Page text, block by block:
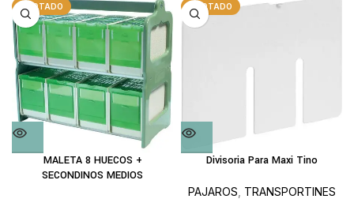
AGOTADO
MALETA 8 HUECOS +
SECONDINOS MEDIOS
AGOTADO
Divisoria Para Maxi Tino
PAJAROS TRANSPORTINES